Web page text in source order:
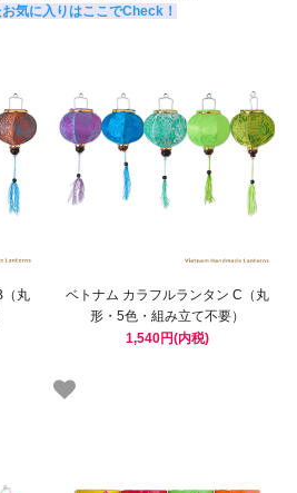
気に入りはここでCheck！
（丸
ベトナム カラフルランタン C（丸
形・5色・組み立て不要）
1,540円(内税)